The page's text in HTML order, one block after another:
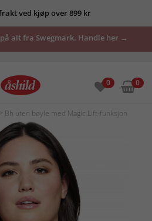
ved kjøp over 899 kr
alt fra Swegmark. Handle her →
0 0
> Bh uten bøyle med Magic Lift-funksjon